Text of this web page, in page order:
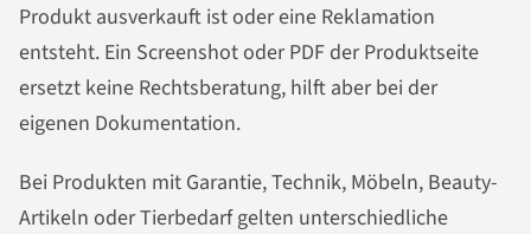
Produkt ausverkauft ist oder eine Reklamation
entsteht. Ein Screenshot oder PDF der Produktseite
ersetzt keine Rechtsberatung, hilft aber bei der
eigenen Dokumentation.
Bei Produkten mit Garantie, Technik, Möbeln, Beauty-
Artikeln oder Tierbedarf gelten unterschiedliche